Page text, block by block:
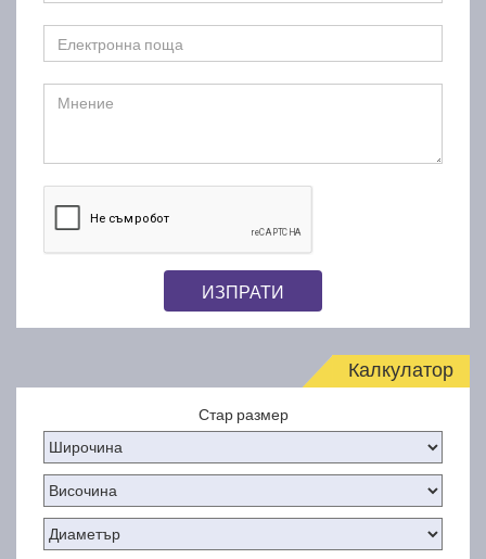
ИЗПРАТИ
Калкулатор
Стар размер